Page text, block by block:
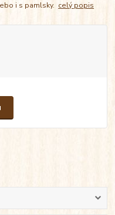
i s pamlsky. celý popis